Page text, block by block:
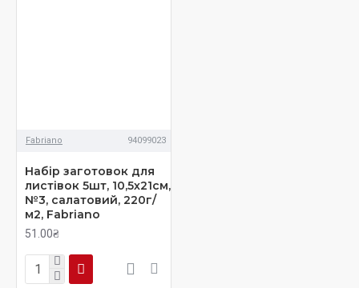
Fabriano 94099023
Набір заготовок для
листівок 5шт, 10,5х21см,
№3, салатовий, 220г/
м2, Fabriano
51.00₴